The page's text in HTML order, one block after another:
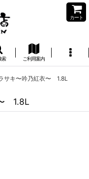
カート
索 ご利用案内
サキ〜吟乃紅衣〜 1.8L
1.8L